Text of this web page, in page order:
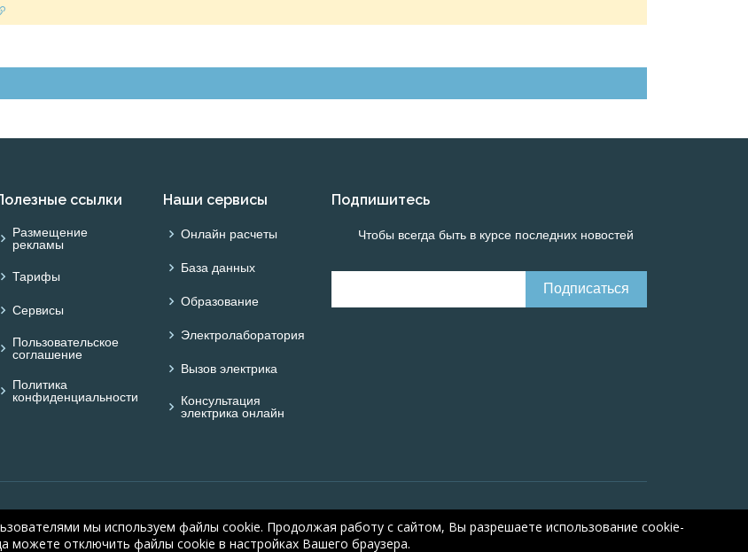
ссылки
Размещение
рекламы
Тарифы
Сервисы
Пользовательское
соглашение
Политика
конфиденциальности
Наши сервисы
Онлайн расчеты
База данных
Образование
Электролаборатория
Вызов электрика
Консультация
электрика онлайн
Подпишитесь
Чтобы всегда быть в курсе последних новостей
electric.ru, 2008-2026
мы используем файлы cookie. Продолжая работу с сайтом, Вы разрешаете использование cookie-
можете отключить файлы cookie в настройках Вашего браузера.